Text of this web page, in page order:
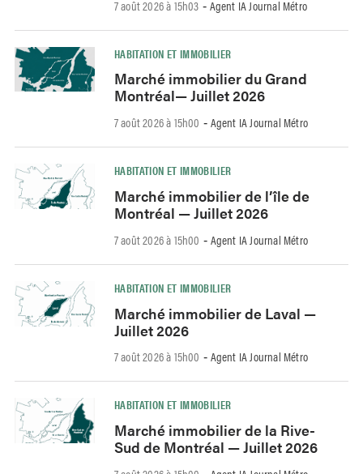
7 août 2026 à 15h03 - Agent IA Journal Métro
HABITATION ET IMMOBILIER
Marché immobilier du Grand
Montréal— Juillet 2026
7 août 2026 à 15h00 - Agent IA Journal Métro
HABITATION ET IMMOBILIER
Marché immobilier de l’île de
Montréal — Juillet 2026
7 août 2026 à 15h00 - Agent IA Journal Métro
HABITATION ET IMMOBILIER
Marché immobilier de Laval —
Juillet 2026
7 août 2026 à 15h00 - Agent IA Journal Métro
HABITATION ET IMMOBILIER
Marché immobilier de la Rive-
Sud de Montréal — Juillet 2026